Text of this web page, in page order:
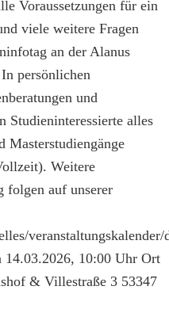
Voraussetzungen für ein
viele weitere Fragen
an der Alanus
persönlichen
und
Studieninteressierte alles
Masterstudiengänge
Weitere
folgen auf unserer
14.03.2026, 10:00 Uhr Ort
& Villestraße 3 53347